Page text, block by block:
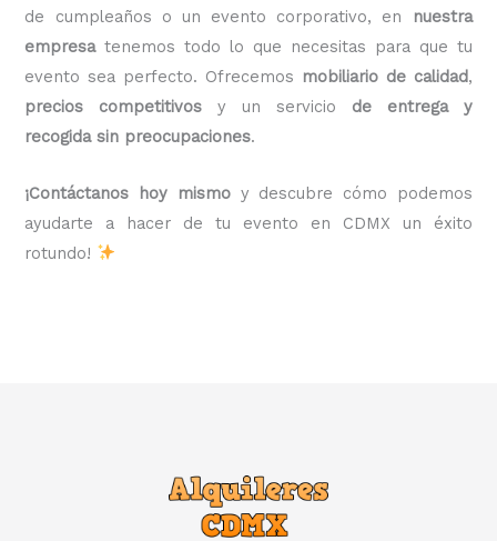
de cumpleaños o un evento corporativo, en
nuestra
empresatenemos todo lo que necesitas para que tu
evento sea perfecto. Ofrecemos mobiliario de calidad,
precios competitivos y un servicio de entrega y
recogida sin preocupaciones.
¡Contáctanos hoy mismoy descubre cómo podemos
ayudarte a hacer de tu evento en CDMX un éxito
rotundo!